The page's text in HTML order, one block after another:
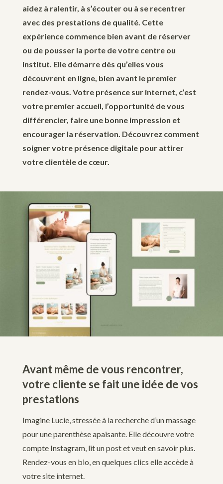
aidez à ralentir, à s’écouter ou à se recentrer
avec des prestations de qualité. Cette
expérience commence bien avant de réserver
ou de pousser la porte de votre centre ou
institut. Elle démarre dès qu’elles vous
découvrent en ligne, bien avant le premier
rendez-vous. Votre présence sur internet, c’est
votre premier accueil, l’opportunité de vous
différencier, faire une bonne impression et
encourager la réservation. Découvrez comment
soigner votre présence digitale pour attirer
votre clientèle de cœur.
Avant même de vous rencontrer,
votre cliente se fait une idée de vos
prestations
Imagine Lucie, stressée à la recherche d’un massage
pour une parenthèse apaisante. Elle découvre votre
compte Instagram, lit un post et veut en savoir plus.
Rendez-vous en bio, en quelques clics elle accède à
votre site internet.